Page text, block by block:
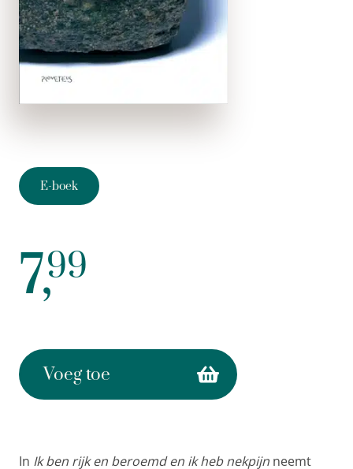
E-boek
7,99
Voeg toe
In Ik ben rijk en beroemd en ik heb nekpijn neemt